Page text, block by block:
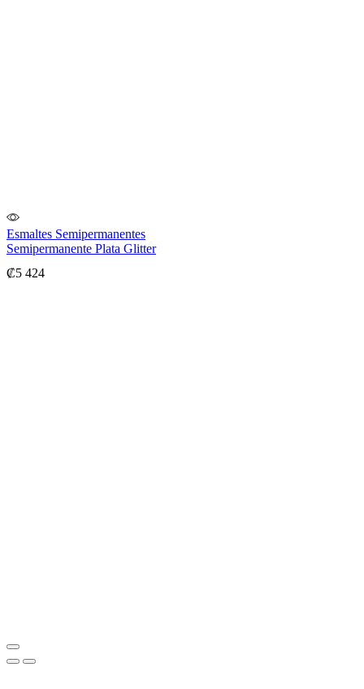
Esmaltes Semipermanentes
Semipermanente Plata Glitter
₡5 424